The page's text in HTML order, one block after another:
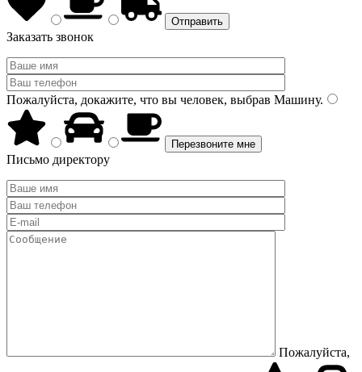
Заказать звонок
Пожалуйста, докажите, что вы человек, выбрав Машину.
Письмо директору
Пожалуйста,